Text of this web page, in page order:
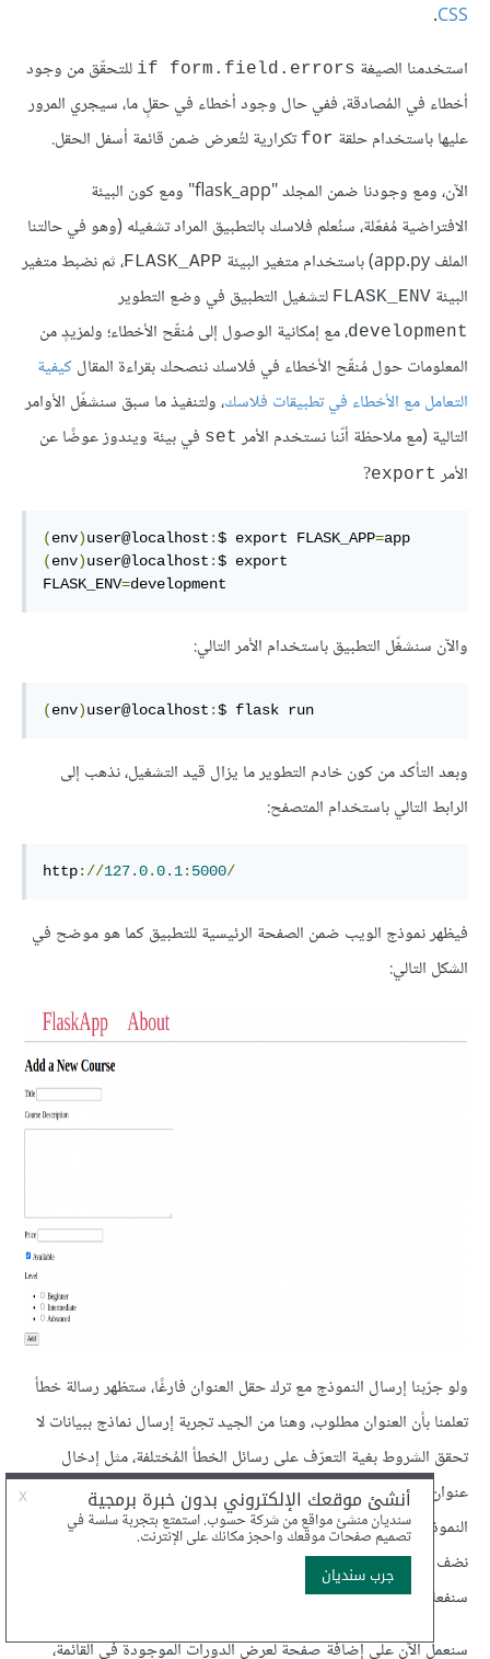
CSS
.
استخدمنا الصيغة if form.field.errors للتحقّق من وجود
أخطاء في المُصادقة، ففي حال وجود أخطاء في حقلٍ ما، سيجري المرور
عليها باستخدام حلقة for تكرارية لتُعرض ضمن قائمة أسفل الحقل.
الآن، ومع وجودنا ضمن المجلد "flask_app" ومع كون البيئة
الافتراضية مُفعّلة، سنُعلم فلاسك بالتطبيق المراد تشغيله (وهو في حالتنا
الملف app.py) باستخدام متغير البيئة
FLASK_APP، ثم نضبط متغير
البيئة FLASK_ENV لتشغيل التطبيق في وضع التطوير
development، مع إمكانية الوصول إلى مُنقّح الأخطاء؛ ولمزيدٍ من
المعلومات حول مُنقّح الأخطاء في فلاسك ننصحك بقراءة المقالكيفية
التعامل مع الأخطاء في تطبيقات فلاسك، ولتنفيذ ما سبق سنشغّل الأوامر
التالية (مع ملاحظة أنّنا نستخدم الأمر set في بيئة ويندوز عوضًا عن
الأمر export
?
(env)user@localhost :$ export FLASK_APP=
(env)user@localhost :$ export
FLASK_ENV=development
والآن سنشغّل التطبيق باستخدام الأمر التالي:
(env)user@localhost :$ flask run
وبعد التأكد من كون خادم التطوير ما يزال قيد التشغيل، نذهب إلى
الرابط التالي باستخدام المتصفح:
http://127.0.0.1: 5000/
فيظهر نموذج الويب ضمن الصفحة الرئيسية للتطبيق كما هو موضح في
الشكل التالي:
ولو جرّبنا إرسال النموذج مع ترك حقل العنوان فارغًا، ستظهر رسالة خطأ
تعلمنا بأن العنوان مطلوب، وهنا من الجيد تجربة إرسال نماذج ببيانات لا
تحقق الشروط بغية التعرّف على رسائل الخطأ المُختلفة، مثل إدخال
عنوان بأقل من 10 محارف، أو وصف يتجاوز 200 محرف، أمّا إذا ملأنا
النموذج ببيانات صحيحة وأرسلناه فلن يحدث شيء حاليًا، والسبب أنّنا لم
نضف حتى الآن الشيفرة اللازمة للتعامل مع النماذج المُرسلة، الأمر الذي
سنفعله لاحقًا.
سنعمل الآن على إضافة صفحة لعرض الدورات الموجودة في القائمة،